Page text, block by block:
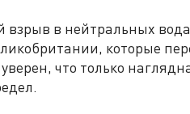
в нейтральных
которые
что только